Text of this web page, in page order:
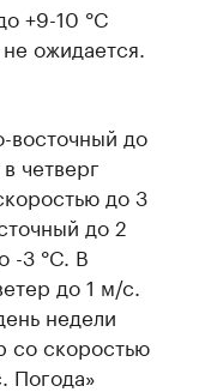
+9-10 °C
ожидается.
восточный до
четверг
до 3
до 2
-3 °C. В
до 1 м/с.
недели
со скоростью
Погода»